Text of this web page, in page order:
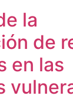
la
de
en las